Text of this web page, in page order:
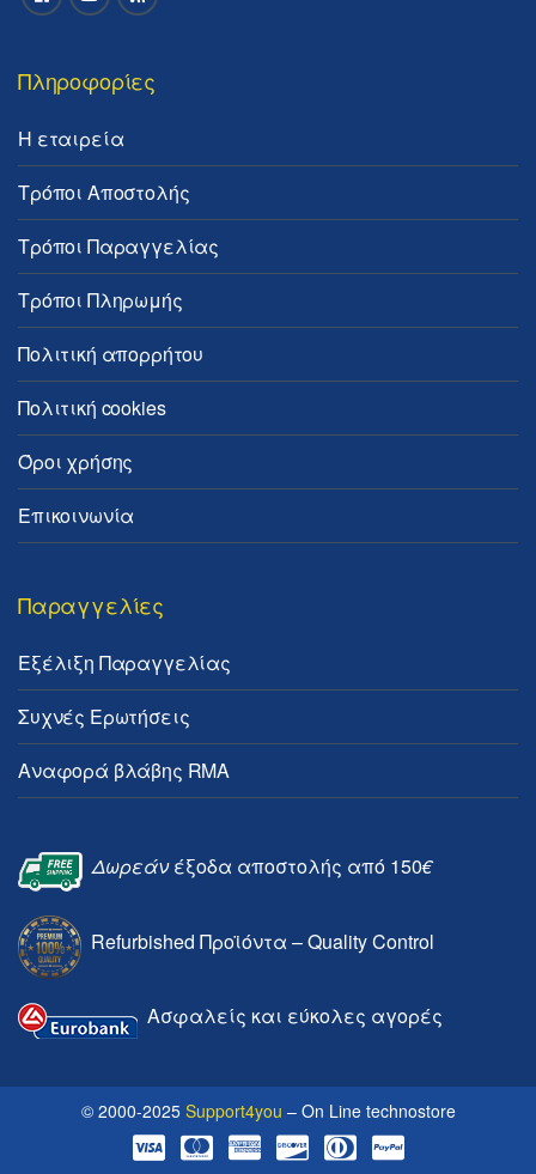
Πληροφορίες
Η εταιρεία
Τρόποι Αποστολής
Τρόποι Παραγγελίας
Τρόποι Πληρωμής
Πολιτική απορρήτου
Πολιτική cookies
Όροι χρήσης
Επικοινωνία
Παραγγελίες
Εξέλιξη Παραγγελίας
Συχνές Ερωτήσεις
Αναφορά βλάβης RMA
Δωρεάνέξοδα αποστολής από 150€
Refurbished Προϊόντα – Quality Control
Ασφαλείς και εύκολες αγορές
© 2000-2025 Support4you – On Line technostore